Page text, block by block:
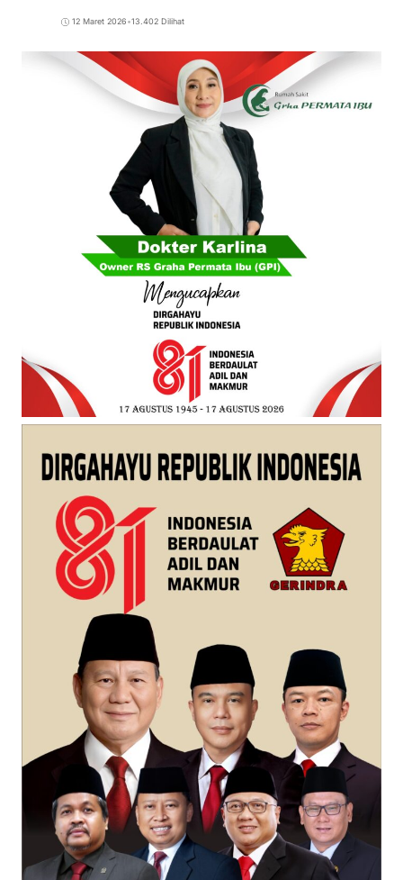
12 Maret 2026•13.402 Dilihat